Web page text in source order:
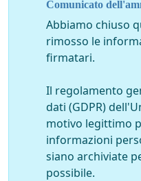
Comunicato
Abbiamo chiuso
rimosso le
firmatari.
Il regolamento
dati (GDPR)
motivo legittimo
informazioni
siano archiviate
possibile.